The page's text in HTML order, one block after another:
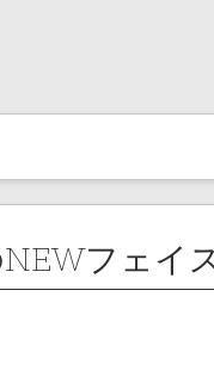
NEWフェイ